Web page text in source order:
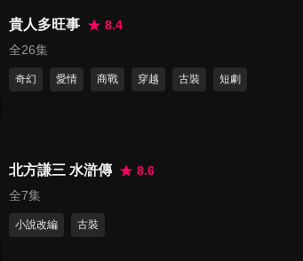
44 分鐘
第16集
第17集
貴人多旺事
8.4
全26集
奇幻 愛情 商戰 穿越 古裝 短劇
北方謙三 水滸傳
8.6
全7集
小說改編 古裝